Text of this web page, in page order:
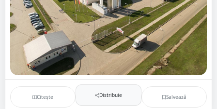
Citește Distribuie Salvează